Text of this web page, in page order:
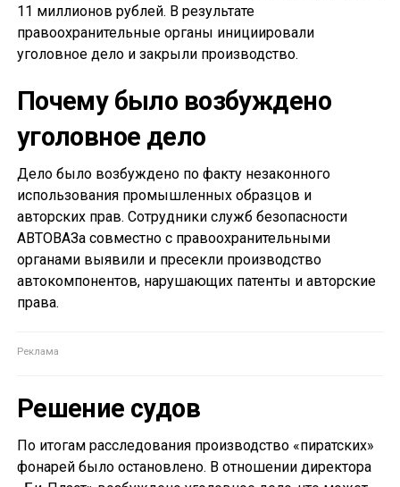
11 миллионов рублей. В результате
правоохранительные органы инициировали
уголовное дело и закрыли производство.
Почему было возбуждено
уголовное дело
Дело было возбуждено по факту незаконного
использования промышленных образцов и
авторских прав. Сотрудники служб безопасности
АВТОВАЗа совместно с правоохранительными
органами выявили и пресекли производство
автокомпонентов, нарушающих патенты и авторские
права.
Решение судов
По итогам расследования производство «пиратских»
фонарей было остановлено. В отношении директора